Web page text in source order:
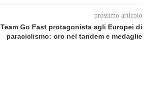
prossimo articolo
Team Go Fast protagonista agli Europei di
paraciclismo: oro nel tandem e medaglie